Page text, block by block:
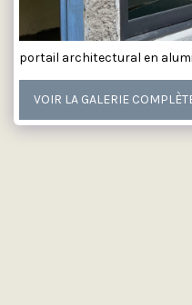
portail architectural en
VOIR LA GALERIE